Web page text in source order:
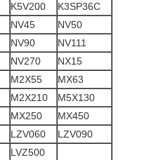
K5V200
K3SP36C
NV45
NV50
NV90
NV111
NV270
NX15
M2X55
MX63
M2X210
M5X130
MX250
MX450
LZV060
LZV090
LVZ500